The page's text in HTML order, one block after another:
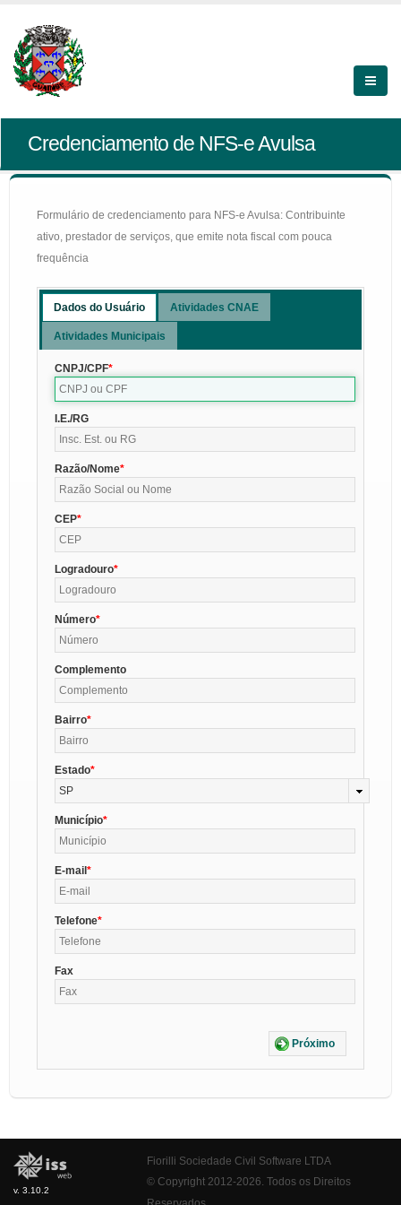
Credenciamento de NFS-e Avulsa
Formulário de credenciamento para NFS-e Avulsa: Contribuinte
ativo, prestador de serviços, que emite nota fiscal com pouca
frequência
Dados do Usuário Atividades CNAE
Atividades Municipais
CNPJ/CPF
I.E./RG
Razão/Nome
CEP
Logradouro
Número
Complemento
Bairro
Estado
SP
Município
E-mail
Telefone
Fax
Próximo
v. 3.10.2
Fiorilli Sociedade Civil Software LTDA
© Copyright 2012-2026. Todos os Direitos